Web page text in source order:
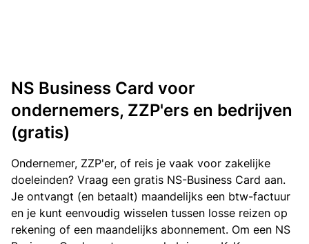
NS Business Card voor
ondernemers, ZZP'ers en bedrijven
(gratis)
Ondernemer, ZZP'er, of reis je vaak voor zakelijke
doeleinden? Vraag een gratis NS-Business Card aan.
Je ontvangt (en betaalt) maandelijks een btw-factuur
en je kunt eenvoudig wisselen tussen losse reizen op
rekening of een maandelijks abonnement. Om een NS